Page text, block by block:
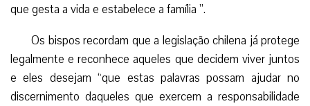
que gesta a vida e estabelece a família ”.
Os bispos recordam que a legislação chilena já protege
legalmente e reconhece aqueles que decidem viver juntos
e eles desejam “que estas palavras possam ajudar no
discernimento daqueles que exercem a responsabilidade